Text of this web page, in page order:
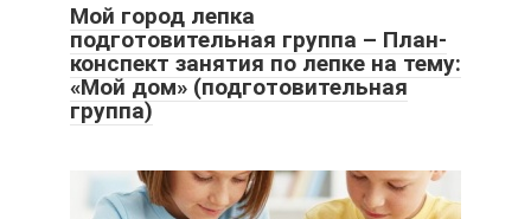
Мой город лепка
подготовительная группа – План-
конспект занятия по лепке на тему:
«Мой дом» (подготовительная
группа)